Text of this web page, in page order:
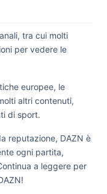
tra cui molti
per vedere le
europee, le
altri contenuti,
di sport.
reputazione, DAZN è
ogni partita,
a leggere per